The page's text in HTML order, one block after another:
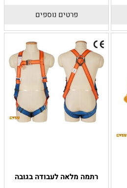
פרטים נוספים
רתמה מלאה לעבודה בגובה